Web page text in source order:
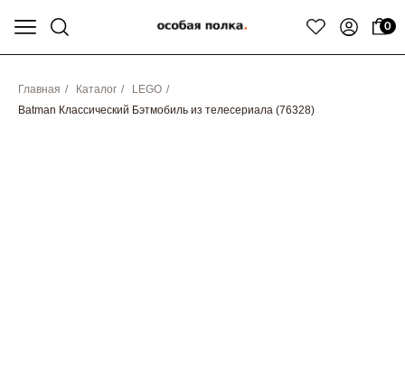
0
Главная / Каталог / LEGO /
Batman Классический Бэтмобиль из телесериала (76328)